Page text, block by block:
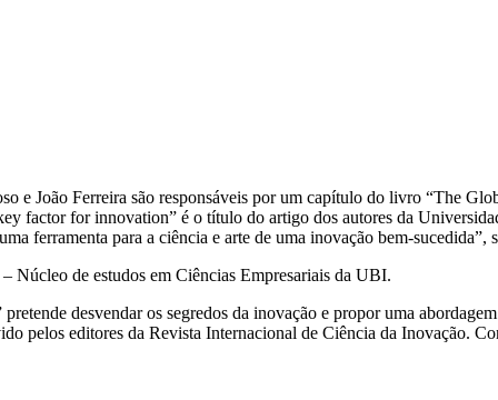
e João Ferreira são responsáveis por um capítulo do livro “The
factor for innovation” é o título do artigo dos autores da
ferramenta para a ciência e arte de uma inovação bem-sucedida”,
Núcleo de estudos em Ciências Empresariais da UBI.
desvendar os segredos da inovação e propor uma
pelos editores da Revista Internacional de Ciência da Inovação.